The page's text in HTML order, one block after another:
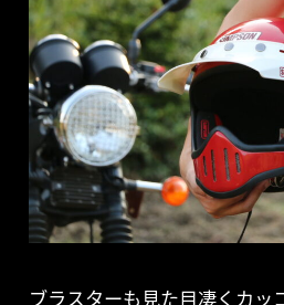
ブラスターも見た目凄くカッ